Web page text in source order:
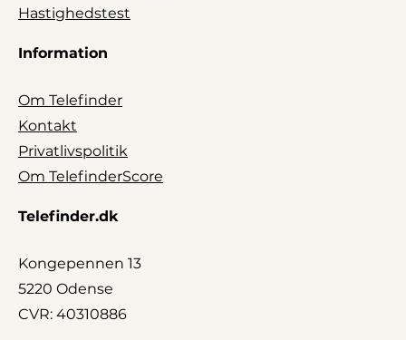
Hastighedstest
Information
Om Telefinder
Kontakt
Privatlivspolitik
Om TelefinderScore
Telefinder.dk
Kongepennen 13
5220 Odense
CVR: 40310886